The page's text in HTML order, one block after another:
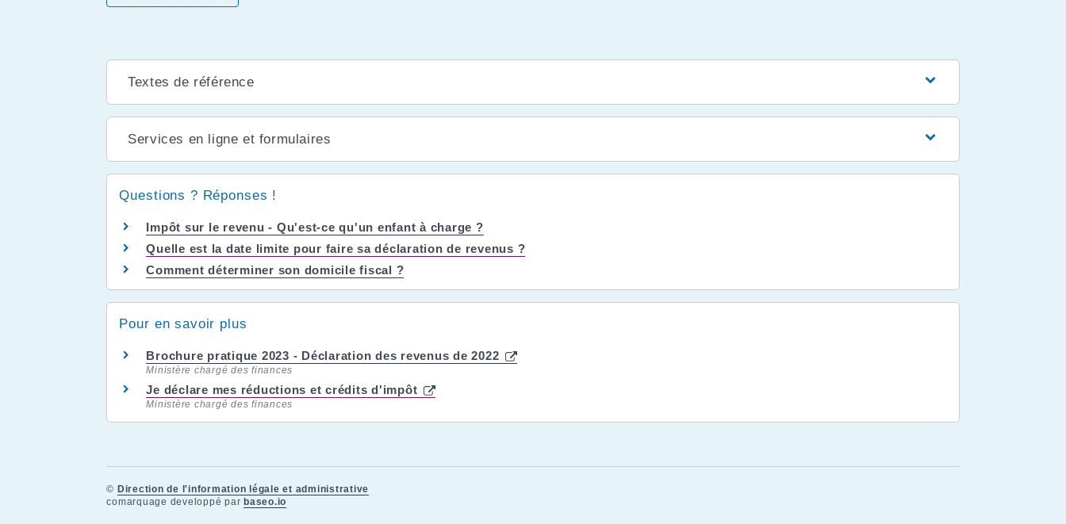
Textes de référence
Services en ligne et formulaires
Questions ? Réponses !
Impôt sur le revenu - Qu'est-ce qu'un enfant à charge ?
Quelle est la date limite pour faire sa déclaration de revenus ?
Comment déterminer son domicile fiscal ?
Pour en savoir plus
Brochure pratique 2023 - Déclaration des revenus de 2022
Ministère chargé des finances
Je déclare mes réductions et crédits d'impôt
Ministère chargé des finances
© Direction de l'information légale et administrative
comarquage developpé par baseo.io